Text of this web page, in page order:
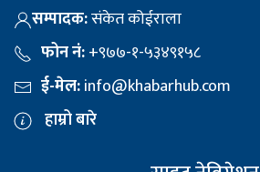
सम्पादक:संकेत कोईराला
फोन नं:+९७७-१-५३४९१५८
ई-मेल:info@khabarhub.com
हाम्रो बारे